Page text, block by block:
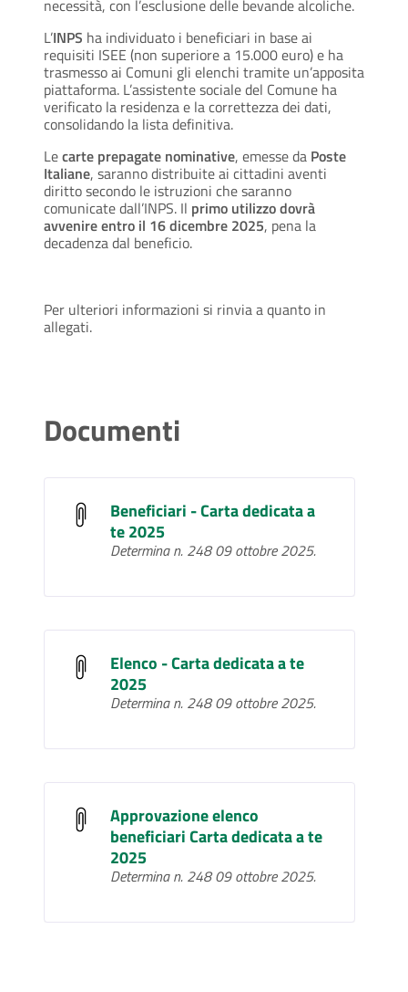
necessità, con l’esclusione delle bevande alcoliche.
L’INPS ha individuato i beneficiari in base ai
requisiti ISEE (non superiore a 15.000 euro) e ha
trasmesso ai Comuni gli elenchi tramite un’apposita
piattaforma. L’assistente sociale del Comune ha
verificato la residenza e la correttezza dei dati,
consolidando la lista definitiva.
Lecarte prepagate nominative, emesse da Poste
Italiane, saranno distribuite ai cittadini aventi
diritto secondo le istruzioni che saranno
comunicate dall’INPS. Il primo utilizzo dovrà
avvenire entro il 16 dicembre 2025, pena la
decadenza dal beneficio.
Per ulteriori informazioni si rinvia a quanto in
allegati.
Documenti
Beneficiari - Carta dedicata a
te 2025
Determina n. 248 09 ottobre 2025.
Elenco - Carta dedicata a te
2025
Determina n. 248 09 ottobre 2025.
Approvazione elenco
beneficiari Carta dedicata a te
2025
Determina n. 248 09 ottobre 2025.